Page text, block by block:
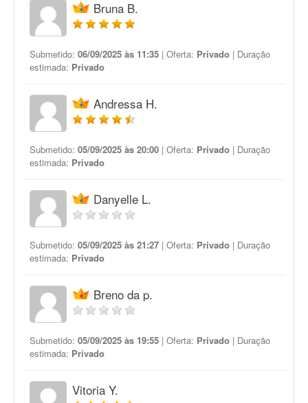
Bruna B.
Submetido: 06/09/2025 às 11:35 | Oferta: Privado | Duração
estimada: Privado
Andressa H.
Submetido: 05/09/2025 às 20:00 | Oferta: Privado | Duração
estimada: Privado
Danyelle L.
Submetido: 05/09/2025 às 21:27 | Oferta: Privado | Duração
estimada: Privado
Breno da p.
Submetido: 05/09/2025 às 19:55 | Oferta: Privado | Duração
estimada: Privado
Vitoria Y.